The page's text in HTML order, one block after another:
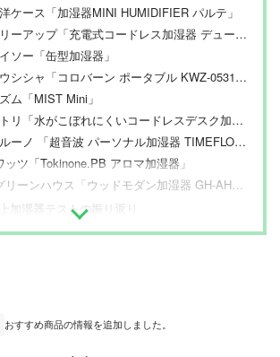
洋ケース「加湿器MINI HUMIDIFIER パルテ」
アップ「充電式コードレス加湿器 デュードロップ プチ」
ソー「缶型加湿器」
シシャ「コロバーン ポータブル KWZ-0531BWH 」
ム「MIST Mini」
水がこぼれにくいコードレスデスク加湿器 DM07 NC ホワイト」
ーノ 「超音波 パーソナル加湿器 TIMEFLOW MIST」
ッツ「Tokinone.PB アロマ加湿器」
ーンハウス「ウッドモダン加湿器 GH-AHMA-NW」
加湿器テストの振り返り
おすすめ商品の情報を追加しました。